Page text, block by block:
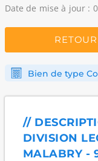
Date de mise à jour :
Bien de type
//
DIVISION
MALABRY -